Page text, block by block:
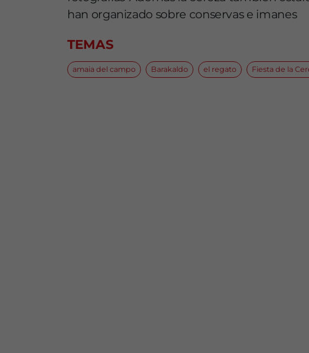
han organizado sobre conservas e imanes
TEMAS
amaia del campo Barakaldo el regato Fiesta de la